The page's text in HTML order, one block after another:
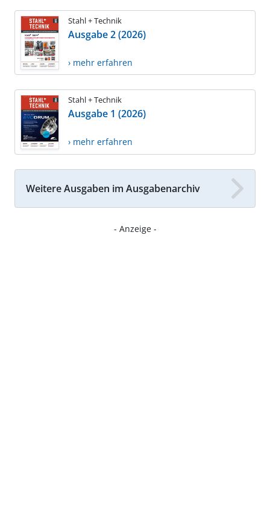
Stahl + Technik
Ausgabe 2 (2026)
› mehr erfahren
Stahl + Technik
Ausgabe 1 (2026)
› mehr erfahren
Weitere Ausgaben im Ausgabenarchiv
- Anzeige -